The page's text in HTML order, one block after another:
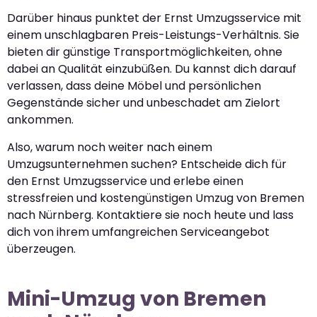
Darüber hinaus punktet der Ernst Umzugsservice mit
einem unschlagbaren Preis-Leistungs-Verhältnis. Sie
bieten dir günstige Transportmöglichkeiten, ohne
dabei an Qualität einzubüßen. Du kannst dich darauf
verlassen, dass deine Möbel und persönlichen
Gegenstände sicher und unbeschadet am Zielort
ankommen.
Also, warum noch weiter nach einem
Umzugsunternehmen suchen? Entscheide dich für
den Ernst Umzugsservice und erlebe einen
stressfreien und kostengünstigen Umzug von Bremen
nach Nürnberg. Kontaktiere sie noch heute und lass
dich von ihrem umfangreichen Serviceangebot
überzeugen.
Mini-Umzug von Bremen